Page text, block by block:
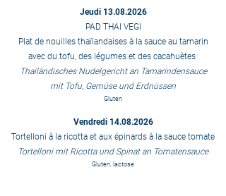
Jeudi 13.08.2026
PAD THAI VEGI
Plat de nouilles thaïlandaises à la sauce au tamarin
avec du tofu, des légumes et des cacahuètes
Thailändisches Nudelgericht an Tamarindensauce
mit Tofu, Gemüse und Erdnüssen
Gluten
Vendredi 14.08.2026
Tortelloni à la ricotta et aux épinards à la sauce tomate
Tortelloni mit Ricotta und Spinat an Tomatensauce
Gluten, lactose